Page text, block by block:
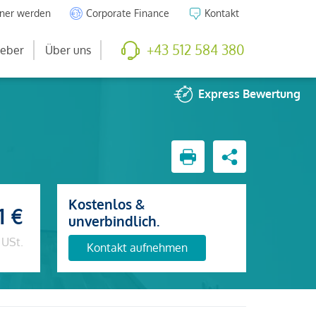
werden Corporate Finance Kontakt
Über uns +43 512 584 380
Express Bewertung
€
Kostenlos &
unverbindlich.
Kontakt aufnehmen